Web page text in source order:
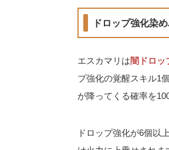
ドロップ強化染
エスカマリは闇ドロッ
プ強化の覚醒スキル1
が降ってくる確率を
ドロップ強化が6個以